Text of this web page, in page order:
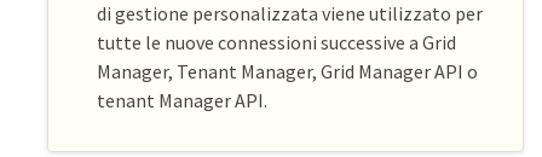
di gestione personalizzata viene utilizzato per
tutte le nuove connessioni successive a Grid
Manager, Tenant Manager, Grid Manager API o
tenant Manager API.